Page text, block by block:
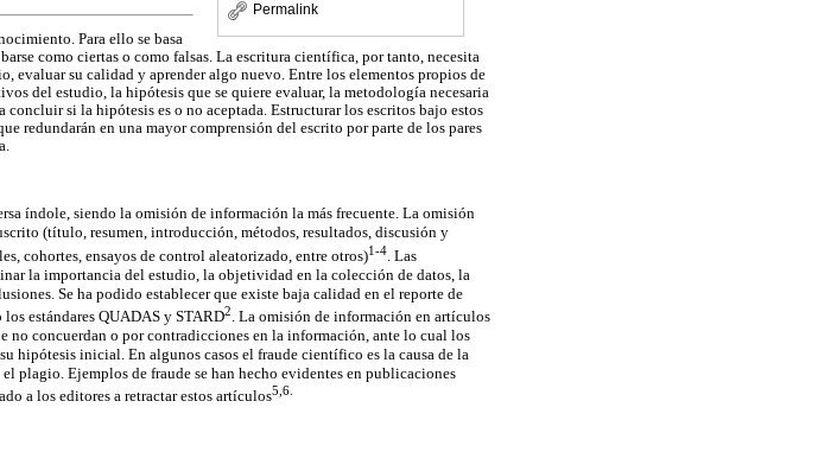
Permalink
Para ello se basa
como ciertas o como falsas. La escritura científica, por tanto, necesita
evaluar su calidad y aprender algo nuevo. Entre los elementos propios de
del estudio, la hipótesis que se quiere evaluar, la metodología necesaria
si la hipótesis es o no aceptada. Estructurar los escritos bajo estos
redundarán en una mayor comprensión del escrito por parte de los pares
índole, siendo la omisión de información la más frecuente. La omisión
(título, resumen, introducción, métodos, resultados, discusión y
cohortes, ensayos de control aleatorizado, entre otros)1-4 . Las
la importancia del estudio, la objetividad en la colección de datos, la
Se ha podido establecer que existe baja calidad en el reporte de
estándares QUADAS y STARD2 . La omisión de información en artículos
no concuerdan o por contradicciones en la información, ante lo cual los
hipótesis inicial. En algunos casos el fraude científico es la causa de la
plagio. Ejemplos de fraude se han hecho evidentes en publicaciones
a los editores a retractar estos artículos5,6.